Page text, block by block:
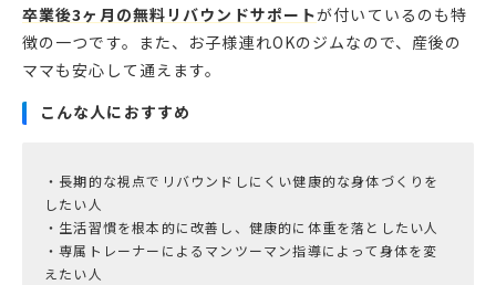
卒業後3ヶ月の無料リバウンドサポートが付いているのも特
徴の一つです。また、お子様連れOKのジムなので、産後の
ママも安心して通えます。
こんな人におすすめ
・長期的な視点でリバウンドしにくい健康的な身体づくりを
したい人
・生活習慣を根本的に改善し、健康的に体重を落としたい人
・専属トレーナーによるマンツーマン指導によって身体を変
えたい人